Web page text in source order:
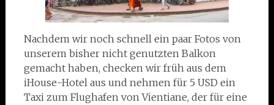
Nachdem wir noch schnell ein paar Fotos von
unserem bisher nicht genutzten Balkon
gemacht haben, checken wir früh aus dem
iHouse-Hotel aus und nehmen für 5 USD ein
Taxi zum Flughafen von Vientiane, der für eine